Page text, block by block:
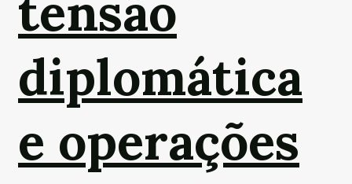
diplomática
e operações